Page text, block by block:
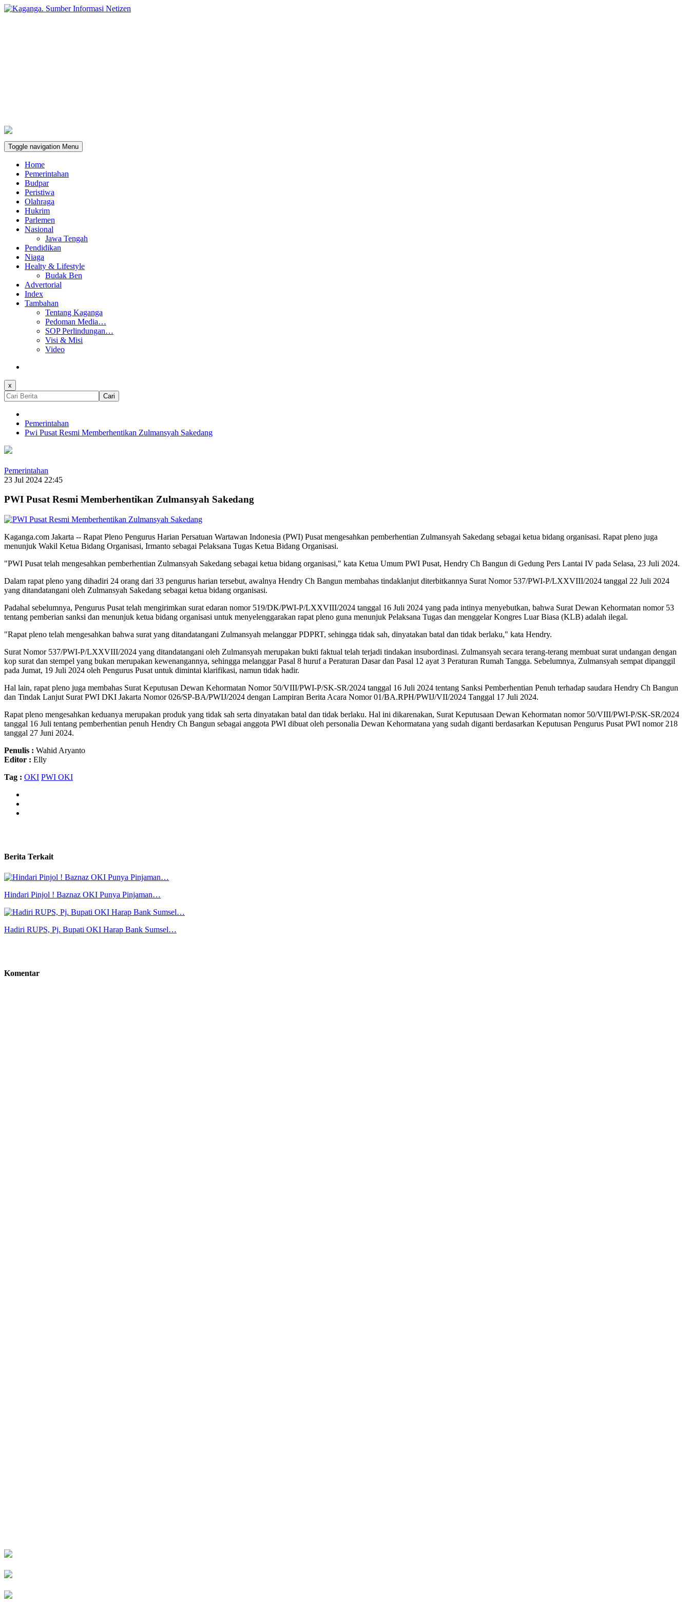
Toggle navigation Menu
Home
Pemerintahan
Budpar
Peristiwa
Olahraga
Hukrim
Parlemen
Nasional
Jawa Tengah
Pendidikan
Niaga
Healty & Lifestyle
Budak Ben
Advertorial
Index
Tambahan
Tentang Kaganga
Pedoman Media…
SOP Perlindungan…
Visi & Misi
Video
x
Cari
Pemerintahan
Pwi Pusat Resmi Memberhentikan Zulmansyah Sakedang
Pemerintahan
23 Jul 2024 22:45
PWI Pusat Resmi Memberhentikan Zulmansyah Sakedang
Kaganga.com Jakarta -- Rapat Pleno Pengurus Harian Persatuan Wartawan Indonesia (PWI) Pusat mengesahkan pemberhentian Zulmansyah Sakedang sebagai ketua bidang organisasi. Rapat pleno juga
menunjuk Wakil Ketua Bidang Organisasi, Irmanto sebagai Pelaksana Tugas Ketua Bidang Organisasi.
"PWI Pusat telah mengesahkan pemberhentian Zulmansyah Sakedang sebagai ketua bidang organisasi," kata Ketua Umum PWI Pusat, Hendry Ch Bangun di Gedung Pers Lantai IV pada Selasa, 23 Juli 2024.
Dalam rapat pleno yang dihadiri 24 orang dari 33 pengurus harian tersebut, awalnya Hendry Ch Bangun membahas tindaklanjut diterbitkannya Surat Nomor 537/PWI-P/LXXVIII/2024 tanggal 22 Juli 2024
yang ditandatangani oleh Zulmansyah Sakedang sebagai ketua bidang organisasi.
Padahal sebelumnya, Pengurus Pusat telah mengirimkan surat edaran nomor 519/DK/PWI-P/LXXVIII/2024 tanggal 16 Juli 2024 yang pada intinya menyebutkan, bahwa Surat Dewan Kehormatan nomor 53
tentang pemberian sanksi dan menunjuk ketua bidang organisasi untuk menyelenggarakan rapat pleno guna menunjuk Pelaksana Tugas dan menggelar Kongres Luar Biasa (KLB) adalah ilegal.
"Rapat pleno telah mengesahkan bahwa surat yang ditandatangani Zulmansyah melanggar PDPRT, sehingga tidak sah, dinyatakan batal dan tidak berlaku," kata Hendry.
Surat Nomor 537/PWI-P/LXXVIII/2024 yang ditandatangani oleh Zulmansyah merupakan bukti faktual telah terjadi tindakan insubordinasi. Zulmansyah secara terang-terang membuat surat undangan dengan
kop surat dan stempel yang bukan merupakan kewenangannya, sehingga melanggar Pasal 8 huruf a Peraturan Dasar dan Pasal 12 ayat 3 Peraturan Rumah Tangga. Sebelumnya, Zulmansyah sempat dipanggil
pada Jumat, 19 Juli 2024 oleh Pengurus Pusat untuk dimintai klarifikasi, namun tidak hadir.
Hal lain, rapat pleno juga membahas Surat Keputusan Dewan Kehormatan Nomor 50/VIII/PWI-P/SK-SR/2024 tanggal 16 Juli 2024 tentang Sanksi Pemberhentian Penuh terhadap saudara Hendry Ch Bangun
dan Tindak Lanjut Surat PWI DKI Jakarta Nomor 026/SP-BA/PWIJ/2024 dengan Lampiran Berita Acara Nomor 01/BA.RPH/PWIJ/VII/2024 Tanggal 17 Juli 2024.
Rapat pleno mengesahkan keduanya merupakan produk yang tidak sah serta dinyatakan batal dan tidak berlaku. Hal ini dikarenakan, Surat Keputusaan Dewan Kehormatan nomor 50/VIII/PWI-P/SK-SR/2024
tanggal 16 Juli tentang pemberhentian penuh Hendry Ch Bangun sebagai anggota PWI dibuat oleh personalia Dewan Kehormatana yang sudah diganti berdasarkan Keputusan Pengurus Pusat PWI nomor 218
tanggal 27 Juni 2024.
Penulis : Wahid Aryanto
Editor : Elly
Tag : OKI PWI OKI
Berita Terkait
Hindari Pinjol ! Baznaz OKI Punya Pinjaman…
Hadiri RUPS, Pj. Bupati OKI Harap Bank Sumsel…
Komentar